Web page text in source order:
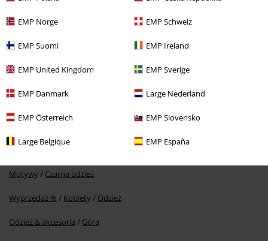
EMP Norge EMP Schweiz
EMP Suomi EMP Ireland
EMP United Kingdom EMP Sverige
EMP Danmark Large Nederland
EMP Österreich EMP Slovensko
Large Belgique EMP España
Nowości Odzież
Motywy Czarna odzież
Wyprzedaż % Kobiety Odzież
Odzież & akcesoria Góra